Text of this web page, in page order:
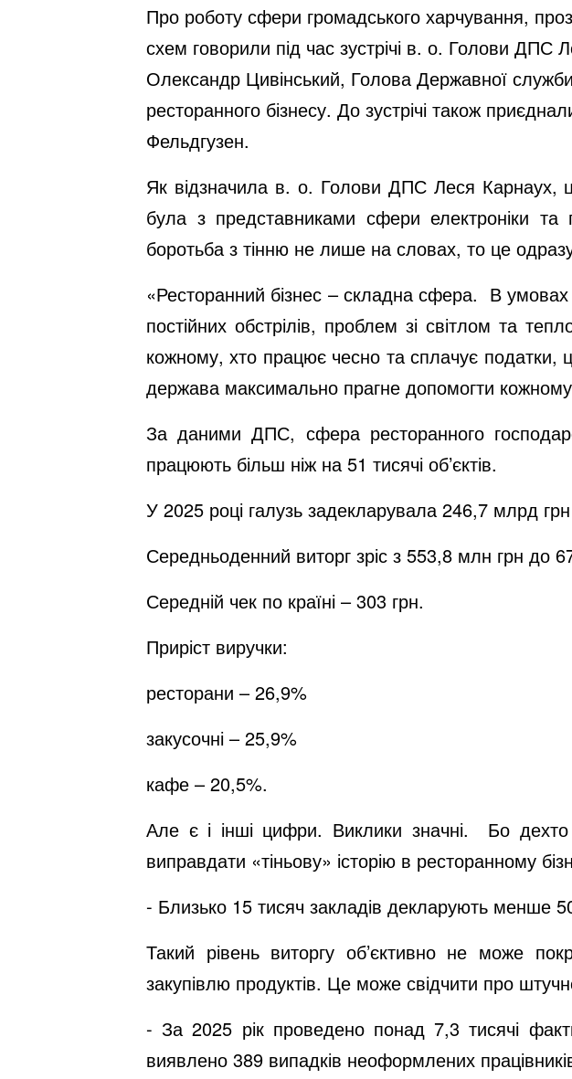
Про роботу сфери громадського харчування,
схем говорили під час зустрічі в. о. Голови ДПС
Олександр Цивінський, Голова Державної
ресторанного бізнесу. До зустрічі також
Фельдгузен.
Як відзначила в. о. Голови ДПС Леся Карнаух,
була з представниками сфери електроніки
боротьба з тінню не лише на словах, то це
«Ресторанний бізнес – складна сфера. В
постійних обстрілів, проблем зі світлом та
кожному, хто працює чесно та сплачує податки,
держава максимально прагне допомогти
За даними ДПС, сфера ресторанного
працюють більш ніж на 51 тисячі об’єктів.
У 2025 році галузь задекларувала 246,7 млрд
Середньоденний виторг зріс з 553,8 млн грн до
Середній чек по країні – 303 грн.
Приріст виручки:
ресторани – 26,9%
закусочні – 25,9%
кафе – 20,5%.
Але є і інші цифри. Виклики значні. Бо дехто
виправдати «тіньову» історію в ресторанному
- Близько 15 тисяч закладів декларують менше
Такий рівень виторгу об’єктивно не може
закупівлю продуктів. Це може свідчити про
- За 2025 рік проведено понад 7,3 тисячі
виявлено 389 випадків неоформлених